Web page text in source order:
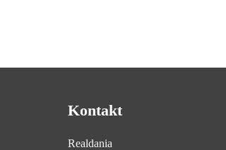
Kontakt
Realdania